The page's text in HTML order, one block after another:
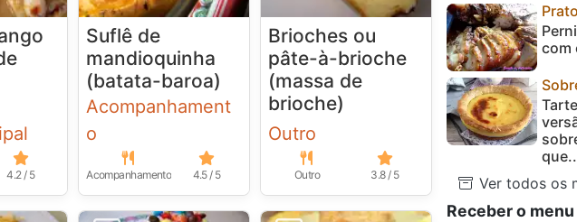
4.2 / 5
Suflê de
mandioquinha
(batata-baroa)
Acompanhament
o
Acompanhamento 4.5 / 5
Brioches ou
pâte-à-brioche
(massa de
brioche)
Outro
Outro 3.8 / 5
com
Ver todos os
Receber o